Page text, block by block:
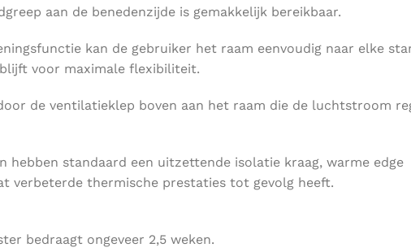
aan de benedenzijde is gemakkelijk bereikbaar.
kan de gebruiker het raam eenvoudig naar elke
voor maximale flexibiliteit.
de ventilatieklep boven aan het raam die de luchtstroom
hebben standaard een uitzettende isolatie kraag, warme edge
verbeterde thermische prestaties tot gevolg heeft.
bedraagt ongeveer 2,5 weken.